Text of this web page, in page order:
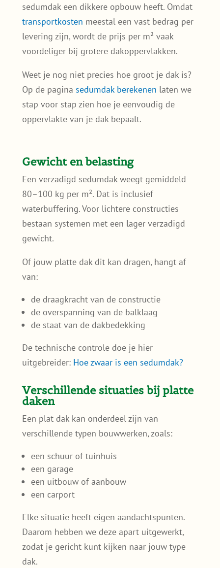
sedumdak een dikkere opbouw heeft. Omdat
transportkosten meestal een vast bedrag per
levering zijn, wordt de prijs per m² vaak
voordeliger bij grotere dakoppervlakken.
Weet je nog niet precies hoe groot je dak is?
Op de pagina sedumdak berekenen laten we
stap voor stap zien hoe je eenvoudig de
oppervlakte van je dak bepaalt.
Gewicht en belasting
Een verzadigd sedumdak weegt gemiddeld
80–100 kg per m². Dat is inclusief
waterbuffering. Voor lichtere constructies
bestaan systemen met een lager verzadigd
gewicht.
Of jouw platte dak dit kan dragen, hangt af
van:
de draagkracht van de constructie
de overspanning van de balklaag
de staat van de dakbedekking
De technische controle doe je hier
uitgebreider: Hoe zwaar is een sedumdak?
Verschillende situaties bij platte
daken
Een plat dak kan onderdeel zijn van
verschillende typen bouwwerken, zoals:
een schuur of tuinhuis
een garage
een uitbouw of aanbouw
een carport
Elke situatie heeft eigen aandachtspunten.
Daarom hebben we deze apart uitgewerkt,
zodat je gericht kunt kijken naar jouw type
dak.